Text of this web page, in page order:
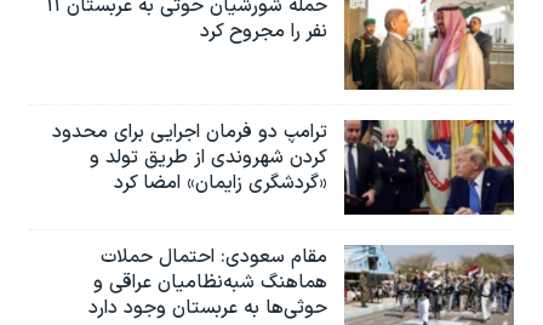
حمله شورشیان حوثی به عربستان ۱۱
نفر را مجروح کرد
ترامپ دو فرمان اجرایی برای محدود
کردن شهروندی از طریق تولد و
«گردشگری زایمان» امضا کرد
مقام سعودی: احتمال حملات
هماهنگ شبه‌نظامیان عراقی و
حوثی‌ها به عربستان وجود دارد